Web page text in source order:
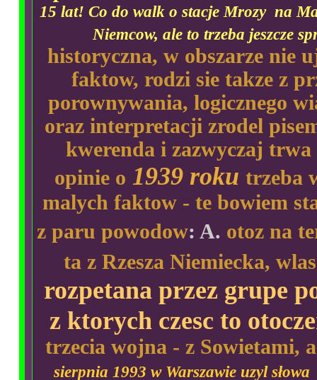
15 lat! Co do walk o stacje Mrozy na
Niemcow, ale to trzeba jeszcze
historyczna, w obszarze nie
faktow, rodzi sie takze z
porownywania, logicznego
oraz interpretacji zrodel
kwerenda i zazwyczaj trwa
opinie o 1939 roku trzeba
malych faktow - te bowiem
z paru powodow: A. otoz na
ta z Rzesza Niemiecka,
rozpetana przez grupe
z ktorych czesc to
trzecia wojna - z Sowietami,
sierpnia 1993 w Warszawie uzyl słowa